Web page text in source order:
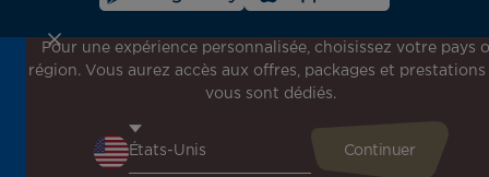
Inscrivez-vous à notre newsletter !
Recevez en avant-première toutes nos offres spéciales et
l'inspiration pour votre prochain voyage !
Saisissez votre adresse e-mail ici
Pour une expérience personnalisée, choisissez votre pays
région. Vous aurez accès aux offres, packages et prestations
vous sont dédiés.